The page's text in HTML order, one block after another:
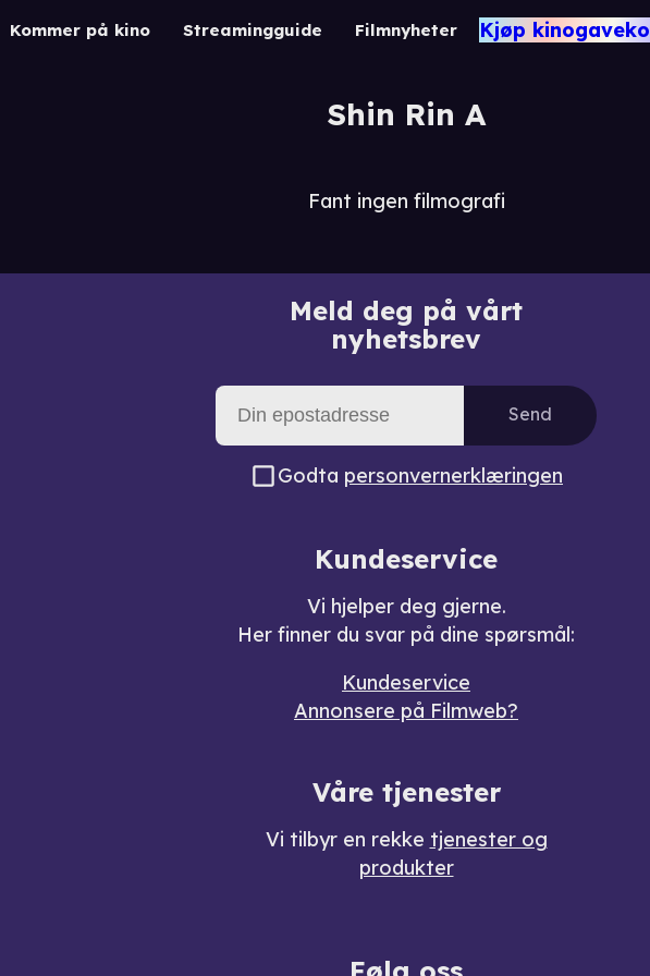
Kommer på kino Streamingguide Filmnyheter Kjøp
Shin Rin A
Fant ingen filmografi
Meld deg på vårt
nyhetsbrev
Send
Godta personvernerklæringen
Kundeservice
Vi hjelper deg gjerne.
Her finner du svar på dine spørsmål:
Kundeservice
Annonsere på Filmweb?
Våre tjenester
Vi tilbyr en rekke tjenester og
produkter